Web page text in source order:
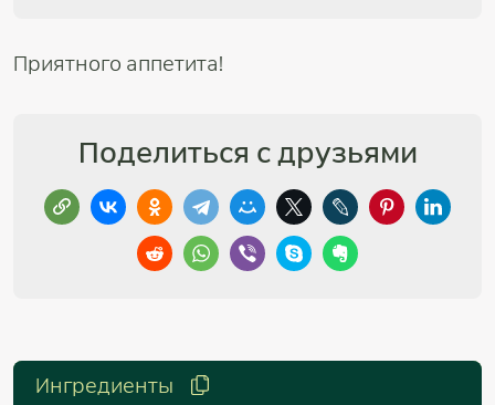
Приятного аппетита!
Поделиться с друзьями
Ингредиенты